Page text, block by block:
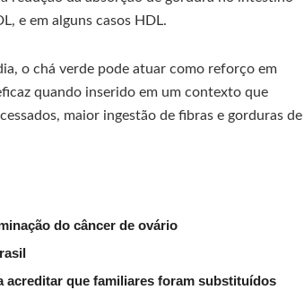
e em alguns casos HDL.
o chá verde pode atuar como reforço em
quando inserido em um contexto que
maior ingestão de fibras e gorduras de
do câncer de ovário
acreditar que familiares foram substituídos